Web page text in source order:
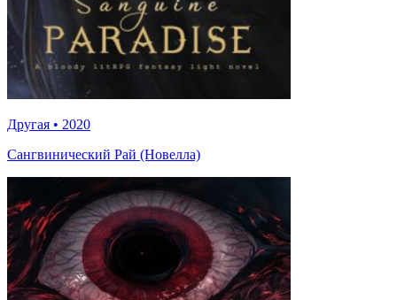
Другая • 2020
Сангвинический Рай (Новелла)